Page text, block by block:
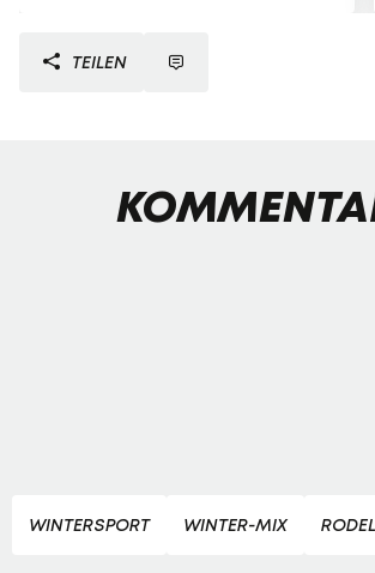
TEILEN
WINTERSPORT WINTER-MIX